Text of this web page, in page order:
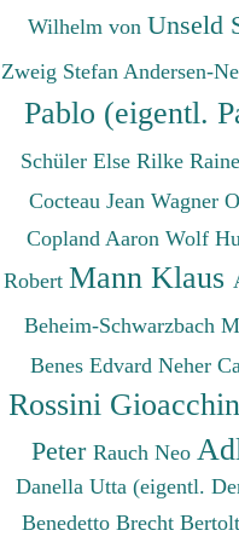
Wilhelm von Unseld
Zweig Stefan Andersen-
Pablo (eigentl.
Schüler Else Rilke
Cocteau Jean Wagner
Copland Aaron Wolf
Robert Mann Klaus
Beheim-Schwarzbach
Benes Edvard Neher
Rossini
Peter Rauch Neo
Danella Utta (eigentl.
Benedetto Brecht Bertolt